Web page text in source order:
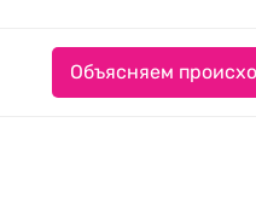
Объясняем